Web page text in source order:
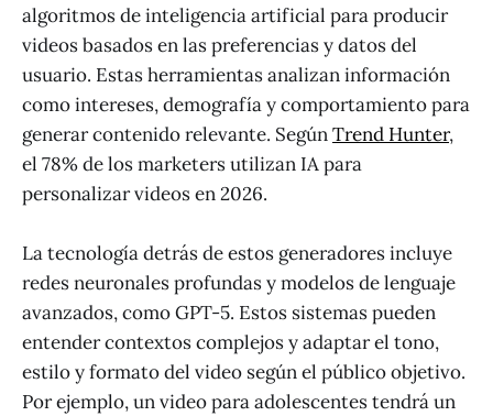
algoritmos de inteligencia artificial para producir
videos basados en las preferencias y datos del
usuario. Estas herramientas analizan información
como intereses, demografía y comportamiento para
generar contenido relevante. SegúnTrend Hunter,
el 78% de los marketers utilizan IA para
personalizar videos en 2026.
La tecnología detrás de estos generadores incluye
redes neuronales profundas y modelos de lenguaje
avanzados, como GPT-5. Estos sistemas pueden
entender contextos complejos y adaptar el tono,
estilo y formato del video según el público objetivo.
Por ejemplo, un video para adolescentes tendrá un